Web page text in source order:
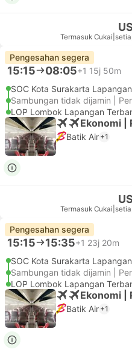
Termasuk Cukai
Pengesahan segera
15:15 08:05+1 15j 50m
SOC Kota Surakarta
LOP Lombok Lapangan
Ekonomi |
Batik Air +1
Termasuk Cukai
Pengesahan segera
15:15 15:35+1 23j 20m
SOC Kota Surakarta
LOP Lombok Lapangan
Ekonomi |
Batik Air +1